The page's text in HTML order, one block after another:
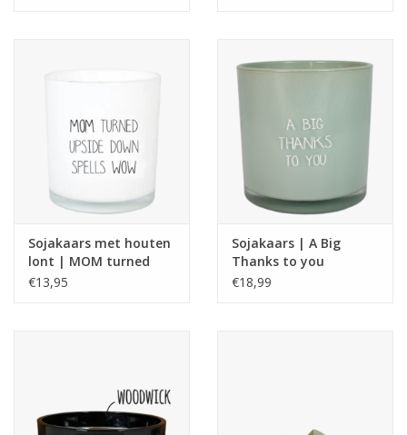
Sojakaars met houten
lont | MOM turned
upside down spells
€13,95
Sojakaars | A Big
Thanks to you
€18,99